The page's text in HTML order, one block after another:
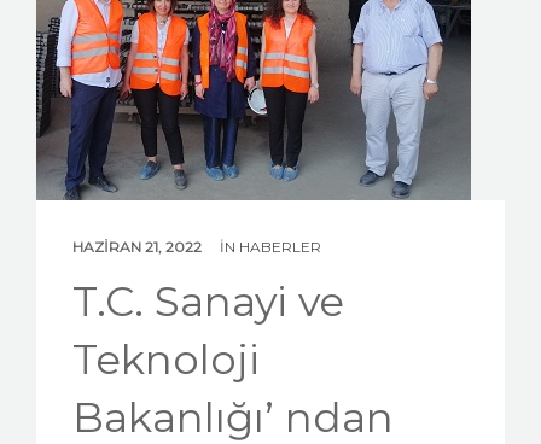
HAZIRAN 21, 2022 IN HABERLER
T.C. Sanayi ve
Teknoloji
Bakanlığı’ ndan